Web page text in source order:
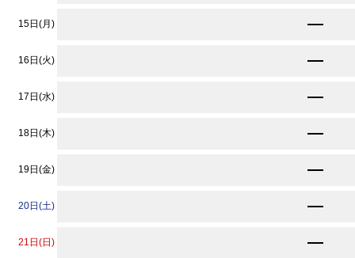
15日(月) ★
16日(火) ★
17日(水) ★
18日(木) ★
19日(金) ★
20日(土)
21日(日) ★